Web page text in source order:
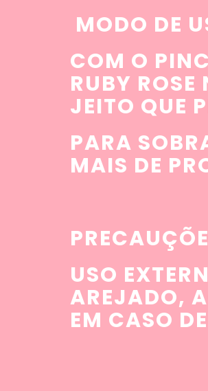
MODO DE
COM O
RUBY
JEITO QUE
PARA
MAIS DE
USO
AREJADO,
EM CASO